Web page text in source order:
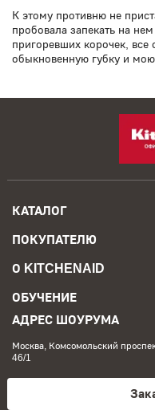
К этому противню не
пробовала запекать на
пригоревших корочек,
обыкновенную губку и
КАТАЛОГ
ПОКУПАТЕЛЮ
О KITCHENAID
ОБУЧЕНИЕ
АДРЕС ШОУРУМА
Москва, Комсомольский
46/1